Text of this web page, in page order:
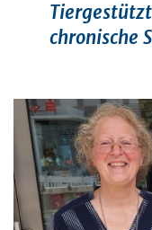
chronische